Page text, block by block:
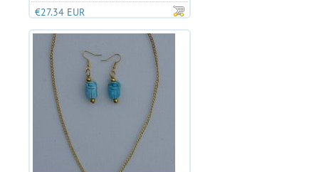
€27.34 EUR